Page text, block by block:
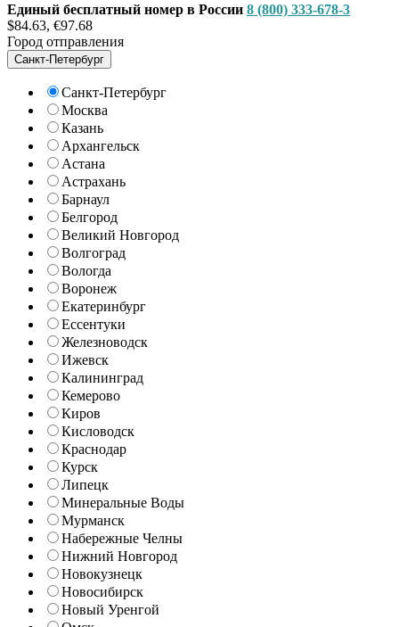
Единый бесплатный номер в России 8 (800) 333-678-3
$84.63, €97.68
Город отправления
Санкт-Петербург
Санкт-Петербург
Москва
Казань
Архангельск
Астана
Астрахань
Барнаул
Белгород
Великий Новгород
Волгоград
Вологда
Воронеж
Екатеринбург
Ессентуки
Железноводск
Ижевск
Калининград
Кемерово
Киров
Кисловодск
Краснодар
Курск
Липецк
Минеральные Воды
Мурманск
Набережные Челны
Нижний Новгород
Новокузнецк
Новосибирск
Новый Уренгой